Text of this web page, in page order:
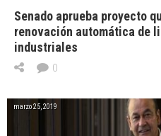
Senado aprueba proyecto
renovación automática de
industriales
0
marzo 25, 2019